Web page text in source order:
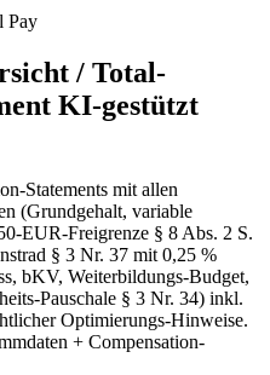
Pay
/ Total-
KI-gestützt
Statements mit allen
(Grundgehalt, variable
EUR-Freigrenze § 8 Abs. 2 S.
§ 3 Nr. 37 mit 0,25 %
bKV, Weiterbildungs-Budget,
Pauschale § 3 Nr. 34) inkl.
Optimierungs-Hinweise.
+ Compensation-